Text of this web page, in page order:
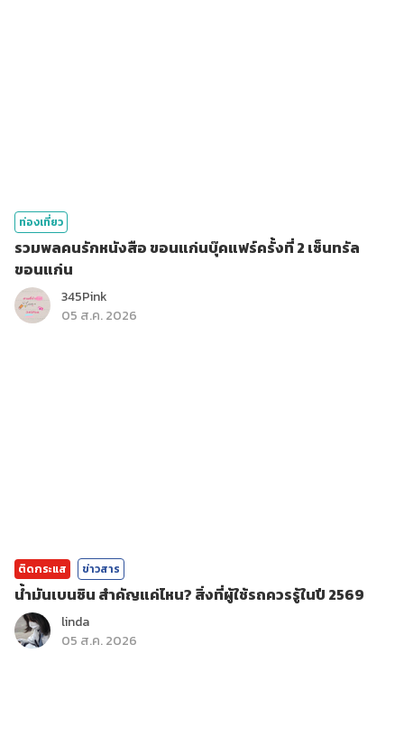
ท่องเที่ยว
รวมพลคนรักหนังสือ ขอนแก่นบุ๊คแฟร์ครั้งที่ 2 เซ็นทรัล
ขอนแก่น
345Pink
05 ส.ค. 2026
ติดกระแส ข่าวสาร
น้ำมันเบนซิน สำคัญแค่ไหน? สิ่งที่ผู้ใช้รถควรรู้ในปี 2569
linda
05 ส.ค. 2026